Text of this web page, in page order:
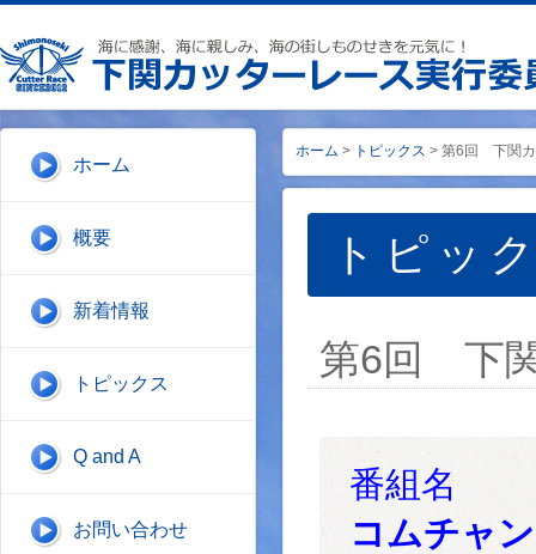
ホーム
概要
新着情報
トピックス
Q and A
お問い合わせ
ホーム > トピックス > 第6回 下関
トピッ
第6回 下
番組
コムチャ